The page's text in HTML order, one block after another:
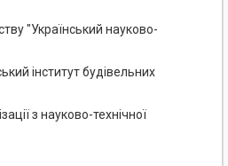
"Український науково-
інститут будівельних
з науково-технічної